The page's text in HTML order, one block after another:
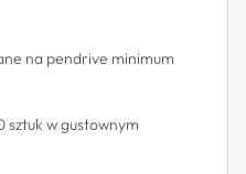
na pendrive minimum
sztuk w gustownym